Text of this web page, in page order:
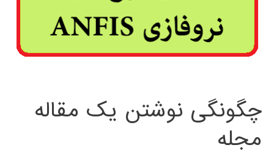
چگونگی نوشتن یک مقاله
مجله